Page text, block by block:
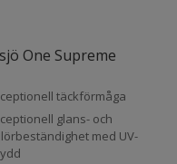
One Supreme
täckförmåga
glans- och
med UV-